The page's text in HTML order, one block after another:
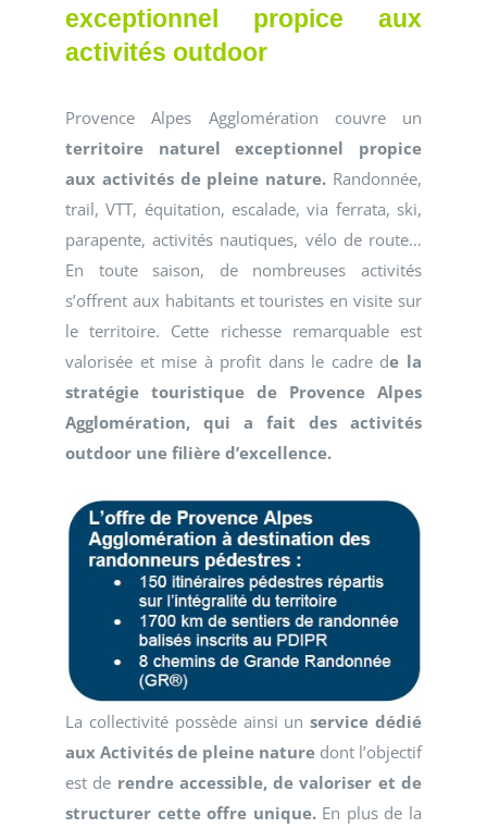
exceptionnel propice aux
activités outdoor
Provence Alpes Agglomération couvre un
territoire naturel exceptionnel propice
aux activités de pleine nature. Randonnée,
trail, VTT, équitation, escalade, via ferrata, ski,
parapente, activités nautiques, vélo de route…
En toute saison, de nombreuses activités
s’offrent aux habitants et touristes en visite sur
le territoire. Cette richesse remarquable est
valorisée et mise à profit dans le cadre de la
stratégie touristique de Provence Alpes
Agglomération, qui a fait des activités
outdoor une filière d’excellence.
La collectivité possède ainsi unservice dédié
aux Activités de pleine nature dont l’objectif
est de rendre accessible, de valoriser et de
structurer cette offre unique. En plus de la